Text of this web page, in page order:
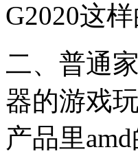
G2020这
二、普通
器的游戏
产品里